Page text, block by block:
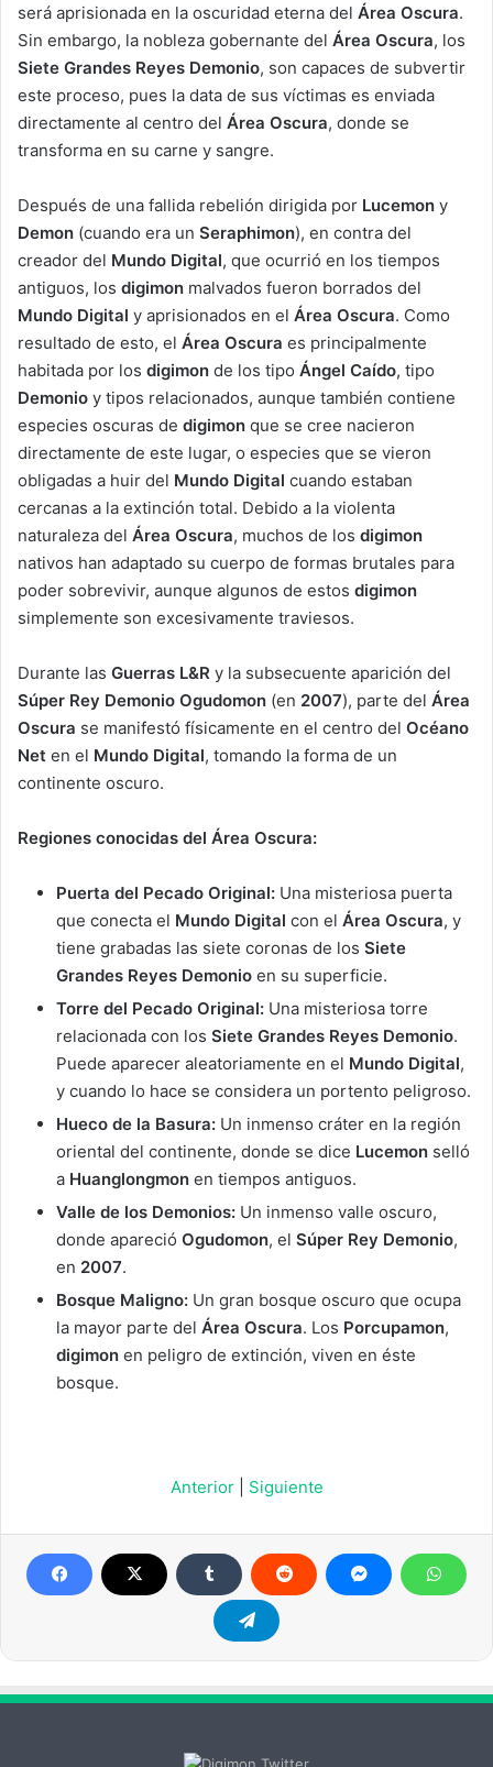
será aprisionada en la oscuridad eterna del Área Oscura.
Sin embargo, la nobleza gobernante del Área Oscura, los
Siete Grandes Reyes Demonio, son capaces de subvertir
este proceso, pues la data de sus víctimas es enviada
directamente al centro del Área Oscura, donde se
transforma en su carne y sangre.
Después de una fallida rebelión dirigida por Lucemon y
Demon (cuando era un Seraphimon), en contra del
creador del Mundo Digital, que ocurrió en los tiempos
antiguos, los digimon malvados fueron borrados del
Mundo Digital y aprisionados en el Área Oscura. Como
resultado de esto, el Área Oscura es principalmente
habitada por los digimon de los tipo Ángel Caído, tipo
Demonio y tipos relacionados, aunque también contiene
especies oscuras de digimon que se cree nacieron
directamente de este lugar, o especies que se vieron
obligadas a huir del Mundo Digital cuando estaban
cercanas a la extinción total. Debido a la violenta
naturaleza del Área Oscura, muchos de los digimon
nativos han adaptado su cuerpo de formas brutales para
poder sobrevivir, aunque algunos de estos digimon
simplemente son excesivamente traviesos.
Durante las Guerras L&R y la subsecuente aparición del
Súper Rey Demonio Ogudomon (en 2007), parte del Área
Oscura se manifestó físicamente en el centro del Océano
Net en el Mundo Digital, tomando la forma de un
continente oscuro.
Regiones conocidas del Área Oscura:
Puerta del Pecado Original: Una misteriosa puerta
que conecta el Mundo Digital con el Área Oscura, y
tiene grabadas las siete coronas de los Siete
Grandes Reyes Demonio en su superficie.
Torre del Pecado Original: Una misteriosa torre
relacionada con los Siete Grandes Reyes Demonio.
Puede aparecer aleatoriamente en el Mundo Digital,
y cuando lo hace se considera un portento peligroso.
Hueco de la Basura: Un inmenso cráter en la región
oriental del continente, donde se dice Lucemon selló
a Huanglongmon en tiempos antiguos.
Valle de los Demonios: Un inmenso valle oscuro,
donde apareció Ogudomon, el Súper Rey Demonio,
en 2007.
Bosque Maligno: Un gran bosque oscuro que ocupa
la mayor parte del Área Oscura. Los Porcupamon,
digimon en peligro de extinción, viven en éste
bosque.
Anterior| Siguiente